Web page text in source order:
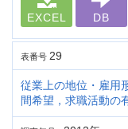
EXCEL DB
表番号 29
従業上の地位・雇用
間希望，求職活動の